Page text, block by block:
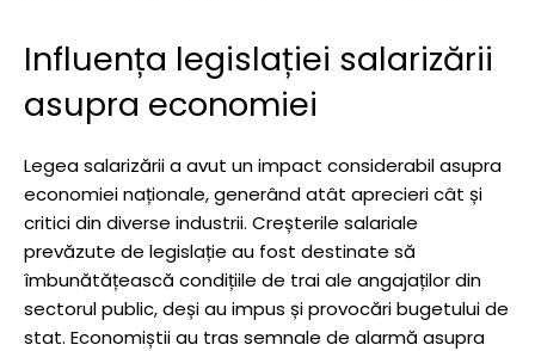
Influența legislației salarizării
asupra economiei
Legea salarizării a avut un impact considerabil asupra
economiei naționale, generând atât aprecieri cât și
critici din diverse industrii. Creșterile salariale
prevăzute de legislație au fost destinate să
îmbunătățească condițiile de trai ale angajaților din
sectorul public, deși au impus și provocări bugetului de
stat. Economiștii au tras semnale de alarmă asupra